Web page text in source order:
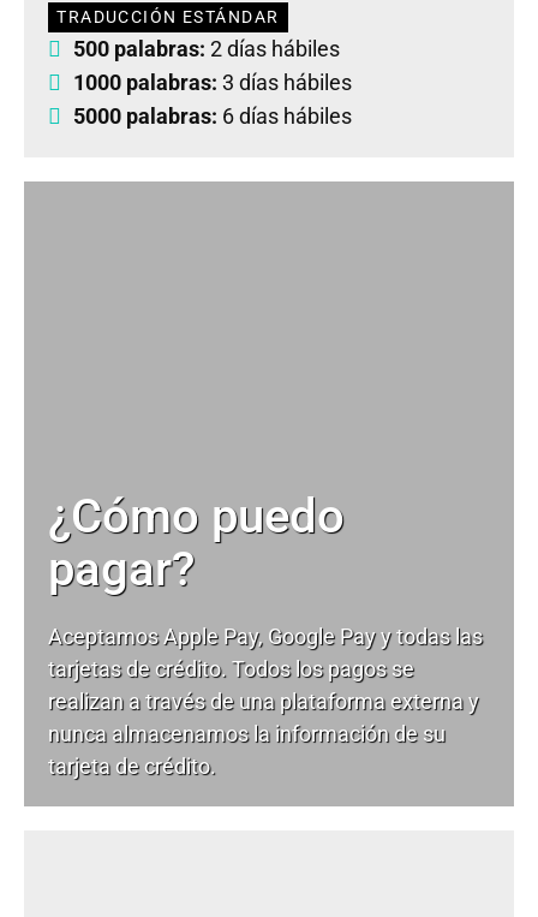
TRADUCCIÓN ESTÁNDAR
500 palabras: 2 días hábiles
1000 palabras: 3 días hábiles
5000 palabras: 6 días hábiles
¿Cómo puedo
pagar?
Aceptamos Apple Pay, Google Pay y todas las
tarjetas de crédito. Todos los pagos se
realizan a través de una plataforma externa y
nunca almacenamos la información de su
tarjeta de crédito.